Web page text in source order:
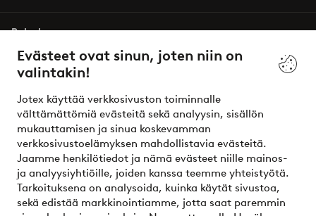
Evästeet ovat sinun, joten niin on
valintakin!
Jotex käyttää verkkosivuston toiminnalle
välttämättömiä evästeitä sekä analyysin, sisällön
mukauttamisen ja sinua koskevamman
verkkosivustoelämyksen mahdollistavia evästeitä.
Jaamme henkilötiedot ja nämä evästeet niille mainos-
ja analyysiyhtiöille, joiden kanssa teemme yhteistyötä.
Tarkoituksena on analysoida, kuinka käytät sivustoa,
sekä edistää markkinointiamme, jotta saat paremmin
Palvelumme
Ehdot
Ystävät
Turvalliset maksut – maksa nyt tai erissä
Haluatko tietää lisää maksuvaihtoehdoistamme?